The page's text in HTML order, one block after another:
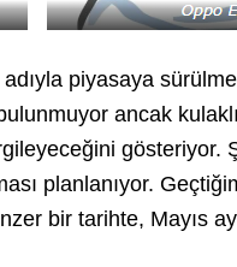
piyasaya
ancak
gösteriyor.
planlanıyor.
bir tarihte, Mayıs